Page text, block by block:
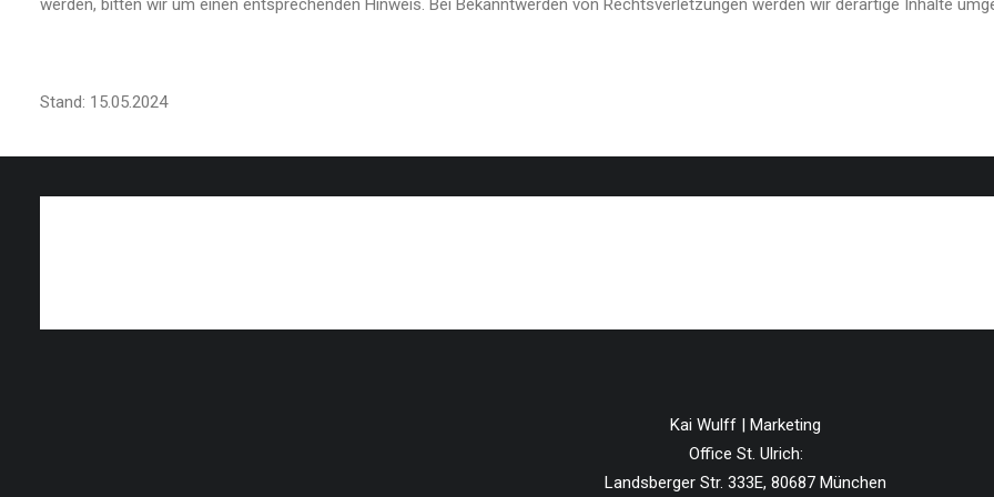
werden, bitten wir um einen entsprechenden Hinweis. Bei Bekanntwerden von Rechtsverletzungen werden wir derartige Inhalte
Stand: 15.05.2024
Kai Wulff | Marketing
Office St. Ulrich:
Landsberger Str. 333E, 80687 München